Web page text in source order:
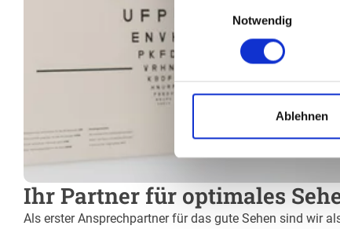
Notwendig
Ablehnen
Ihr Partner für optimales
Als erster Ansprechpartner für das gute Sehen sind wir